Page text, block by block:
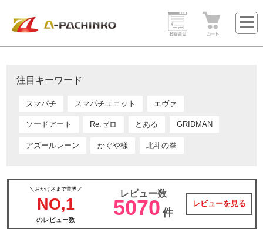
注目キーワード
スマパチ スマパチユニット エヴァ
ソードアート Re:ゼロ とある GRIDMAN
アズールレーン かぐや様 北斗の拳
＼おかげさまで業界／
NO,1
のレビュー数
レビュー数
5070 件
レビューを見る